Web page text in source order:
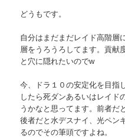
どうもです。
自分はまだまだレイド高階層
層をうろうろしてます。貢献
と穴に隠れたいのでw
今、ドラ１０の安定化を目指
したら死ダンあるいはレイド
うかなと思ってます。前者だ
後者だと水デスナイ、光ペン
るのでその筆頭ですよね。